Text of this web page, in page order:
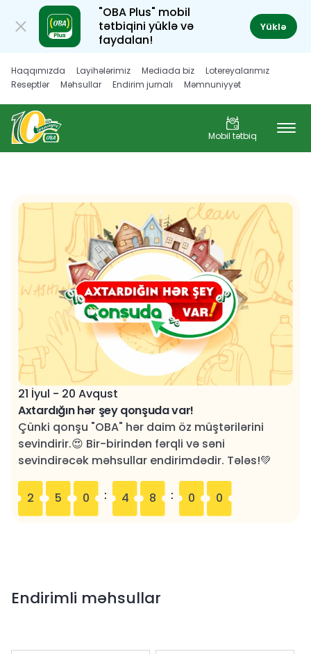
Haqqımızda Layihələrimiz Mediada biz
Lotereyalarımız
Reseptlər
Məhsullar Endirim jurnalı
Məmnuniyyət
Mobil tətbiq
21 İyul - 20 Avqust
Axtardığın hər şey qonşuda var!
Çünki qonşu "OBA" hər daim öz müştərilərini
sevindirir.😍 Bir-birindən fərqli və səni
sevindirəcək məhsullar endirimdədir. Tələs!💚
2 5 0 : 4 7 : 5 9
Endirimli məhsullar
"OBA Plus" mobil
tətbiqini yüklə və
faydalan!
Yüklə